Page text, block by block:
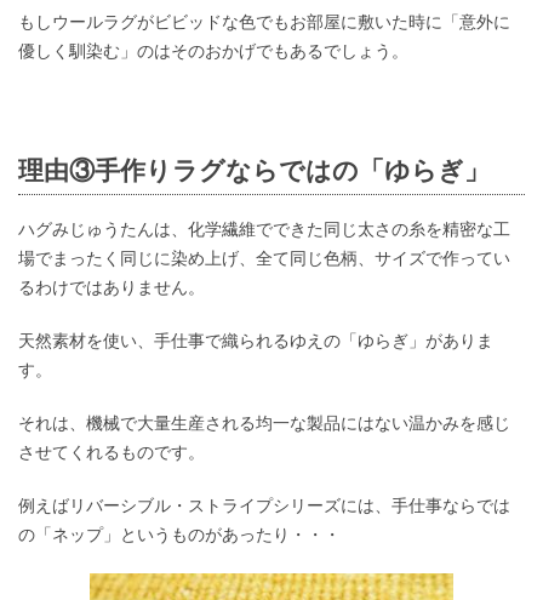
もしウールラグがビビッドな色でもお部屋に敷いた時に「意外に
優しく馴染む」のはそのおかげでもあるでしょう。
理由③手作りラグならではの「ゆらぎ」
ハグみじゅうたんは、化学繊維でできた同じ太さの糸を精密な工
場でまったく同じに染め上げ、全て同じ色柄、サイズで作ってい
るわけではありません。
天然素材を使い、手仕事で織られるゆえの「ゆらぎ」がありま
す。
それは、機械で大量生産される均一な製品にはない温かみを感じ
させてくれるものです。
例えばリバーシブル・ストライプシリーズには、手仕事ならでは
の「ネップ」というものがあったり・・・